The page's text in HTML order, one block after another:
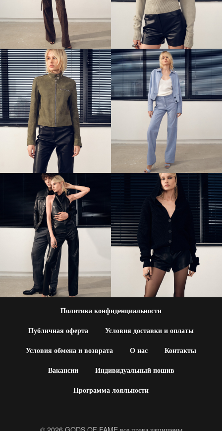
Политика конфиденциальности
Публичная оферта
Условия доставки и оплаты
Условия обмена и возврата
О нас
Контакты
Вакансии
Индивидуальный пошив
Программа лояльности